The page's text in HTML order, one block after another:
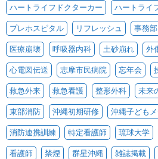
ハートライフドクターカー ハートライ
プレホスピタル リフレッシュ 事務部
医療崩壊 呼吸器内科 土砂崩れ 外
心電図伝送 志摩市民病院 忘年会
救急外来 救急看護 整形外科 未来
東部消防 沖縄初期研修 沖縄子ども
消防連携訓練 特定看護師 琉球大学
看護師 禁煙 群星沖縄 雑誌掲載